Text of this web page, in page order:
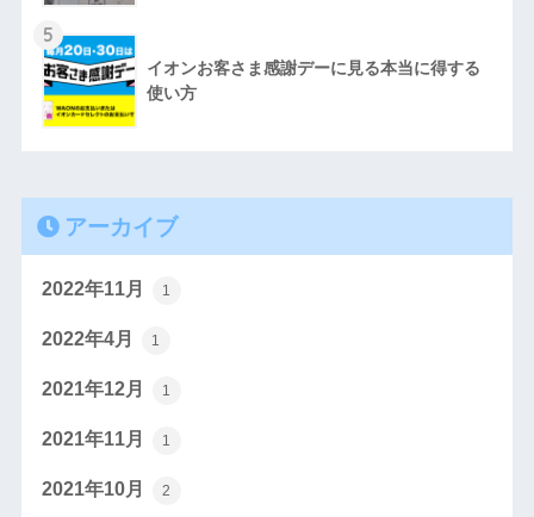
5
イオンお客さま感謝デーに見る本当に得する
使い方
アーカイブ
2022年11月 1
2022年4月 1
2021年12月 1
2021年11月 1
2021年10月 2